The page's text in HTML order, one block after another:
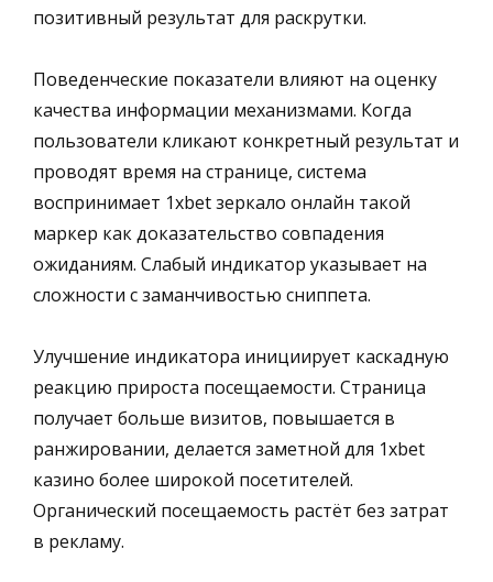
позитивный результат для раскрутки.
Поведенческие показатели влияют на оценку
качества информации механизмами. Когда
пользователи кликают конкретный результат и
проводят время на странице, система
воспринимает 1xbet зеркало онлайн такой
маркер как доказательство совпадения
ожиданиям. Слабый индикатор указывает на
сложности с заманчивостью сниппета.
Улучшение индикатора инициирует каскадную
реакцию прироста посещаемости. Страница
получает больше визитов, повышается в
ранжировании, делается заметной для 1xbet
казино более широкой посетителей.
Органический посещаемость растёт без затрат
в рекламу.